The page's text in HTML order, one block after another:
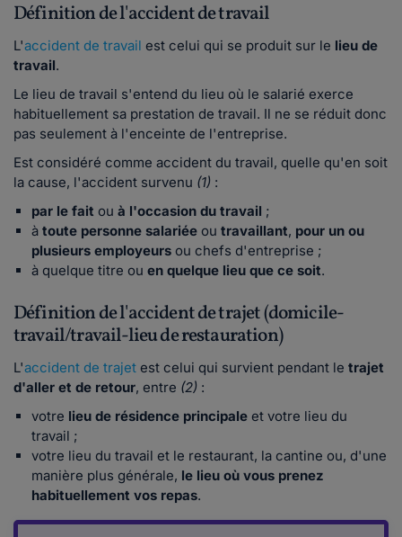
Définition de l'accident de travail
L'accident de travail est celui qui se produit sur le lieu de
travail.
Le lieu de travail s'entend du lieu où le salarié exerce
habituellement sa prestation de travail. Il ne se réduit donc
pas seulement à l'enceinte de l'entreprise.
Est considéré comme accident du travail, quelle qu'en soit
la cause, l'accident survenu (1) :
par le fait ou à l'occasion du travail ;
à toute personne salariée ou travaillant, pour un ou
plusieurs employeurs ou chefs d'entreprise ;
à quelque titre ou en quelque lieu que ce soit.
Définition de l'accident de trajet (domicile-
travail/travail-lieu de restauration)
L'accident de trajet est celui qui survient pendant le trajet
d'aller et de retour, entre (2) :
votre lieu de résidence principale et votre lieu du
travail ;
votre lieu du travail et le restaurant, la cantine ou, d'une
manière plus générale, le lieu où vous prenez
habituellement vos repas.